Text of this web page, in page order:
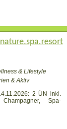
& Lifestyle
& Aktiv
2 ÜN inkl.
Spa-